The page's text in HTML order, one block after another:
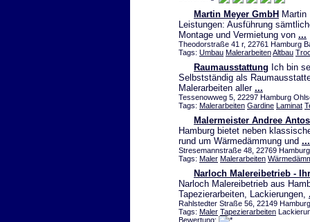
Martin Meyer GmbH Martin
Leistungen: Ausführung
Montage und Vermietung von ...
Theodorstraße 41 r, 22761 Hamburg
Tags: Umbau MalerarbeitenAltbau
Raumausstattung Ich bin
Selbstständig als
Malerarbeiten aller ...
Tessenowweg 5, 22297 Hamburg
Tags: Malerarbeiten Gardine Laminat
Malermeister Andree
Hamburg bietet neben
rund um Wärmedämmung und ...
Stresemannstraße 48, 22769
Tags: Maler Malerarbeiten
Narloch Malereibetrieb -
Narloch Malereibetrieb aus
Tapezierarbeiten, Lackierungen,
Rahlstedter Straße 56, 22149
Tags: Maler Tapezierarbeiten
Bewertung: